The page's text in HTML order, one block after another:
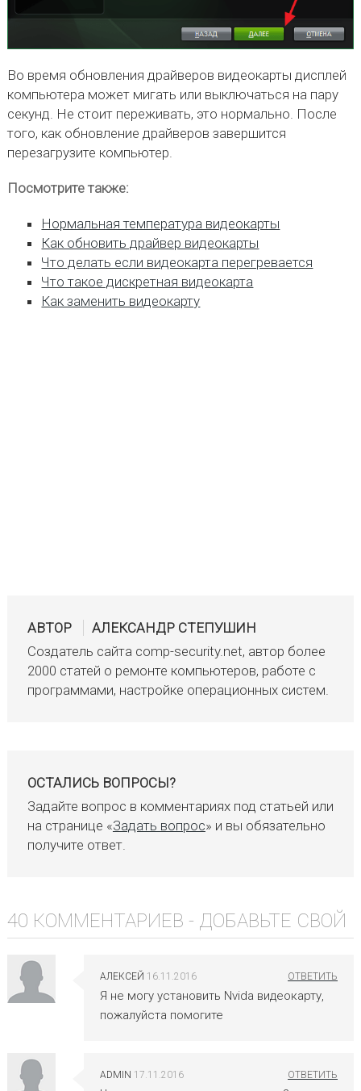
Во время обновления драйверов видеокарты дисплей
компьютера может мигать или выключаться на пару
секунд. Не стоит переживать, это нормально. После
того, как обновление драйверов завершится
перезагрузите компьютер.
Посмотрите также:
Нормальная температура видеокарты
Как обновить драйвер видеокарты
Что делать если видеокарта перегревается
Что такое дискретная видеокарта
Как заменить видеокарту
АВТОР
АЛЕКСАНДР СТЕПУШИН
Создатель сайта comp-security.net, автор более
2000 статей о ремонте компьютеров, работе с
программами, настройке операционных систем.
ОСТАЛИСЬ ВОПРОСЫ?
Задайте вопрос в комментариях под статьей или
на странице «Задать вопрос» и вы обязательно
получите ответ.
40 КОММЕНТАРИЕВ - ДОБАВЬТЕ СВОЙ
АЛЕКСЕЙ 16.11.2016
Я не могу установить Nvida видеокарту,
пожалуйста помогите
ADMIN 17.11.2016